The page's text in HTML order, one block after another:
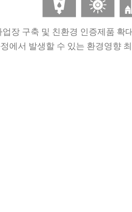
장 구축 및 친환경 인증제품 확
에서 발생할 수 있는 환경영향